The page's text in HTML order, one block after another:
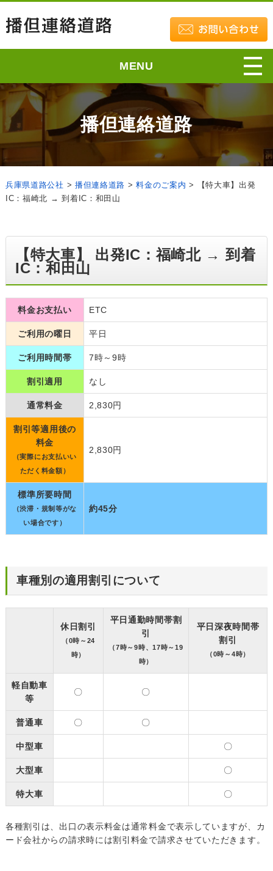
MENU
播但連絡道路
兵庫県道路公社 > 播但連絡道路 >料金のご案内 >
【特大車】出発
IC：福崎北 → 到着IC：和田山
【特大車】 出発IC：福崎北 → 到着
IC：和田山
料金お支払い ETC
ご利用の曜日 平日
ご利用時間帯 7時～9時
割引適用 なし
通常料金 2,830円
割引等適用後の
料金
（実際にお支払いい
ただく料金額）
2,830円
標準所要時間
（渋滞・規制等がな
い場合です）
約45分
車種別の適用割引について
休日割引
（0時～24
時）
平日通勤時間帯割
引
（7時～9時、17時～19
時）
平日深夜時間帯
割引
（0時～4時）
軽自動車
等
〇 〇
普通車 〇 〇
中型車 〇
大型車 〇
特大車 〇
各種割引は、出口の表示料金は通常料金で表示していますが、カ
ード会社からの請求時には割引料金で請求させていただきます。